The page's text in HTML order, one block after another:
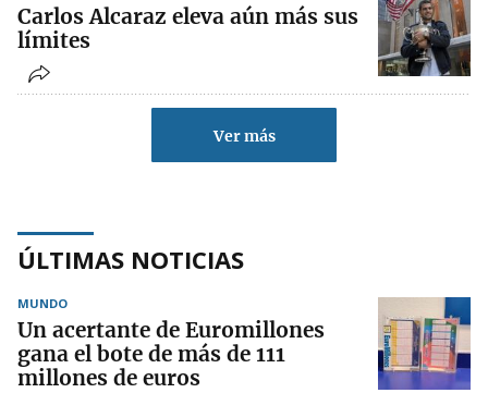
Carlos Alcaraz eleva aún más sus
límites
Ver más
ÚLTIMAS NOTICIAS
MUNDO
Un acertante de Euromillones
gana el bote de más de 111
millones de euros